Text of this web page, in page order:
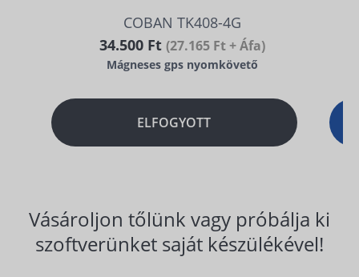
COBAN TK408-4G
34.500 Ft (27.165 Ft + Áfa)
Mágneses gps nyomkövető
ELFOGYOTT
Vásároljon tőlünk vagy próbálja ki
szoftverünket saját készülékével!